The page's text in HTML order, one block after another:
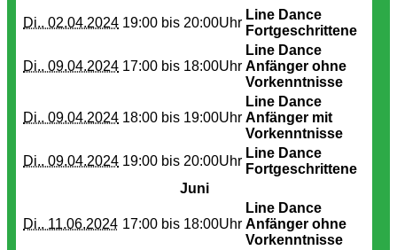
Di.. 02.04.2024 19:00 bis 20:00Uhr
Line Dance
Fortgeschrittene
Di.. 09.04.2024 17:00 bis 18:00Uhr
Line Dance
Anfänger ohne
Vorkenntnisse
Di.. 09.04.2024 18:00 bis 19:00Uhr
Line Dance
Anfänger mit
Vorkenntnisse
Di.. 09.04.2024 19:00 bis 20:00Uhr
Line Dance
Fortgeschrittene
Juni
Di.. 11.06.2024 17:00 bis 18:00Uhr
Line Dance
Anfänger ohne
Vorkenntnisse